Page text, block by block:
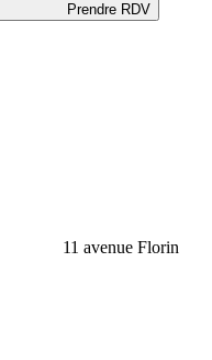
Prendre RDV
11 avenue Florin